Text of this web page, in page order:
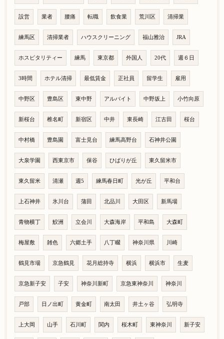
設営 業者 腰痛 転職 飲食業 荒川区 清掃業
練馬区 清掃業者 ハウスクリーニング 福山雅治 JRA
ホスピタリティー 練馬 東京都 外国人 20代 週６日
3時間 ホテル清掃 最低賃金 正社員 留学生 雇用
中野区 豊島区 東中野 アルバイト 中野坂上 小竹向原
新桜台 椎名町 新宿区 中井 東長崎 江古田 桜台
中村橋 豊島園 富士見台 練馬高野台 石神井公園
大泉学園 西東京市 保谷 ひばりが丘 東久留米市
東久留米 清瀬 週5 練馬春日町 光が丘 平和台
上石神井 氷川台 蒲田 北品川 大田区 新馬場
青物横丁 鮫洲 立会川 大森海岸 平和島 大森町
梅屋敷 雑色 六郷土手 八丁畷 神奈川県 川崎
鶴見市場 京急鶴見 花月総持寺 横浜 横浜市 生麦
京急新子安 子安 神奈川新町 京急東神奈川 神奈川
戸部 日ノ出町 黄金町 南太田 井土ヶ谷 弘明寺
上大岡 山手 石川町 関内 桜木町 東神奈川 新子安